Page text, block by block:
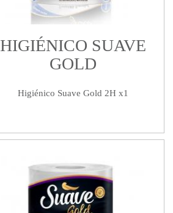
HIGIÉNICO SUAVE
GOLD
Higiénico Suave Gold 2H x1